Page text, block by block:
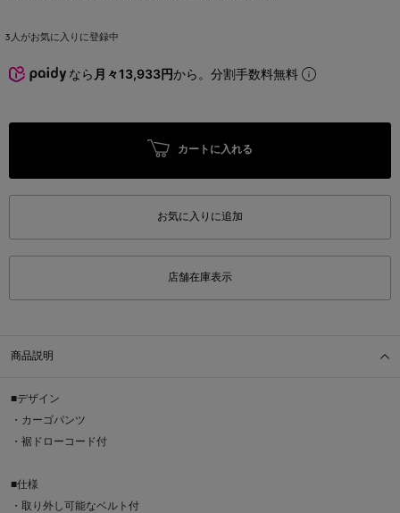
3 人がお気に入りに登録中
なら 月々13,933円から。分割手数料無料
カートに入れる
お気に入りに追加
店舗在庫表示
商品説明
■デザイン
・カーゴパンツ
・裾ドローコード付
■仕様
・取り外し可能なベルト付